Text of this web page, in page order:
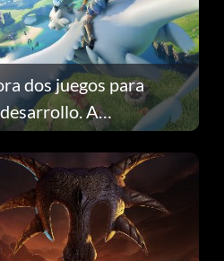
dos juegos para
A
por qué.